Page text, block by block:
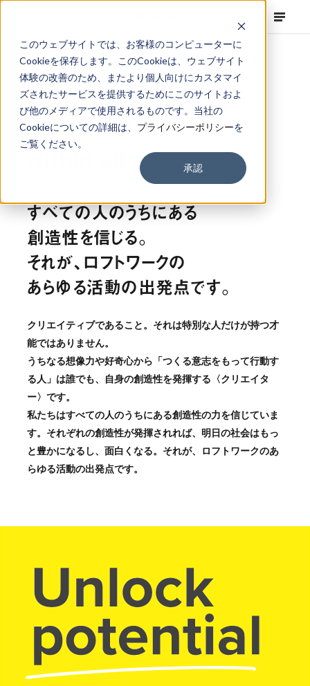
このウェブサイトでは、お客様のコンピューターに
Cookieを保存します。このCookieは、ウェブサイト
体験の改善のため、またより個人向けにカスタマイ
ズされたサービスを提供するためにこのサイトおよ
び他のメディアで使用されるものです。当社の
Cookieについての詳細は、 プライバシーポリシーを
ご覧ください。
承認
We believe in
CREATIVITY
within all
すべての人のうちにある
創造性を信じる。
それが、ロフトワークの
あらゆる活動の出発点です。
クリエイティブであること。それは特別な人だけが持つ才
能ではありません。
うちなる想像力や好奇心から「つくる意志をもって行動す
る人」は誰でも、自身の創造性を発揮する〈クリエイタ
ー〉です。
私たちはすべての人のうちにある創造性の力を信じていま
す。それぞれの創造性が発揮されれば、明日の社会はもっ
と豊かになるし、面白くなる。それが、ロフトワークのあ
らゆる活動の出発点です。